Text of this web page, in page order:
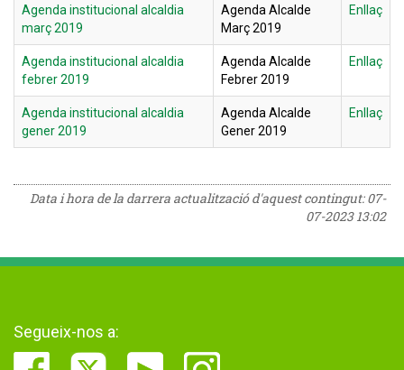
Agenda institucional alcaldia
març 2019
Agenda Alcalde
Març 2019
Enllaç
Agenda institucional alcaldia
febrer 2019
Agenda Alcalde
Febrer 2019
Enllaç
Agenda institucional alcaldia
gener 2019
Agenda Alcalde
Gener 2019
Enllaç
Data i hora de la darrera actualització d'aquest contingut:07-
07-2023 13:02
Segueix-nos a: